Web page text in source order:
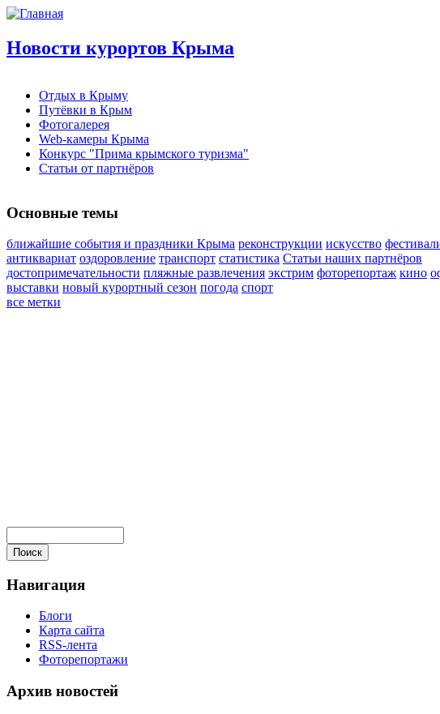
Новости курортов Крыма
Отдых в Крыму
Путёвки в Крым
Фотогалерея
Web-камеры Крыма
Конкурс "Прима крымского туризма"
Статьи от партнёров
Основные темы
ближайшие события и праздники Крыма реконструкции искусство
антиквариат оздоровление транспорт статистика Статьи наших партнёров
достопримечательности пляжные развлечения экстрим фоторепортаж кино
выставки новый курортный сезон погода спорт
все метки
Навигация
Блоги
Карта сайта
RSS-лента
Фоторепортажи
Архив новостей